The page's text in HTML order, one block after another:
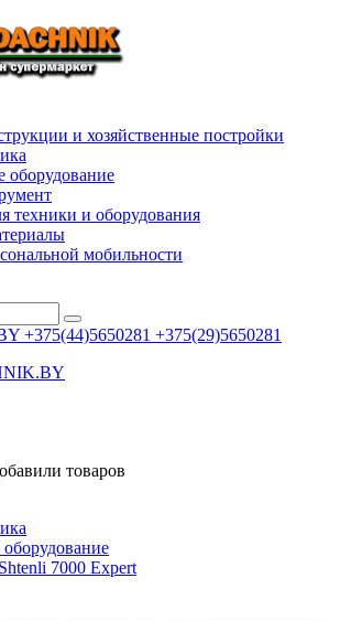
и хозяйственные постройки
оборудование
техники и оборудования
мобильности
+375(44)5650281 +375(29)5650281
товаров
7000 Expert